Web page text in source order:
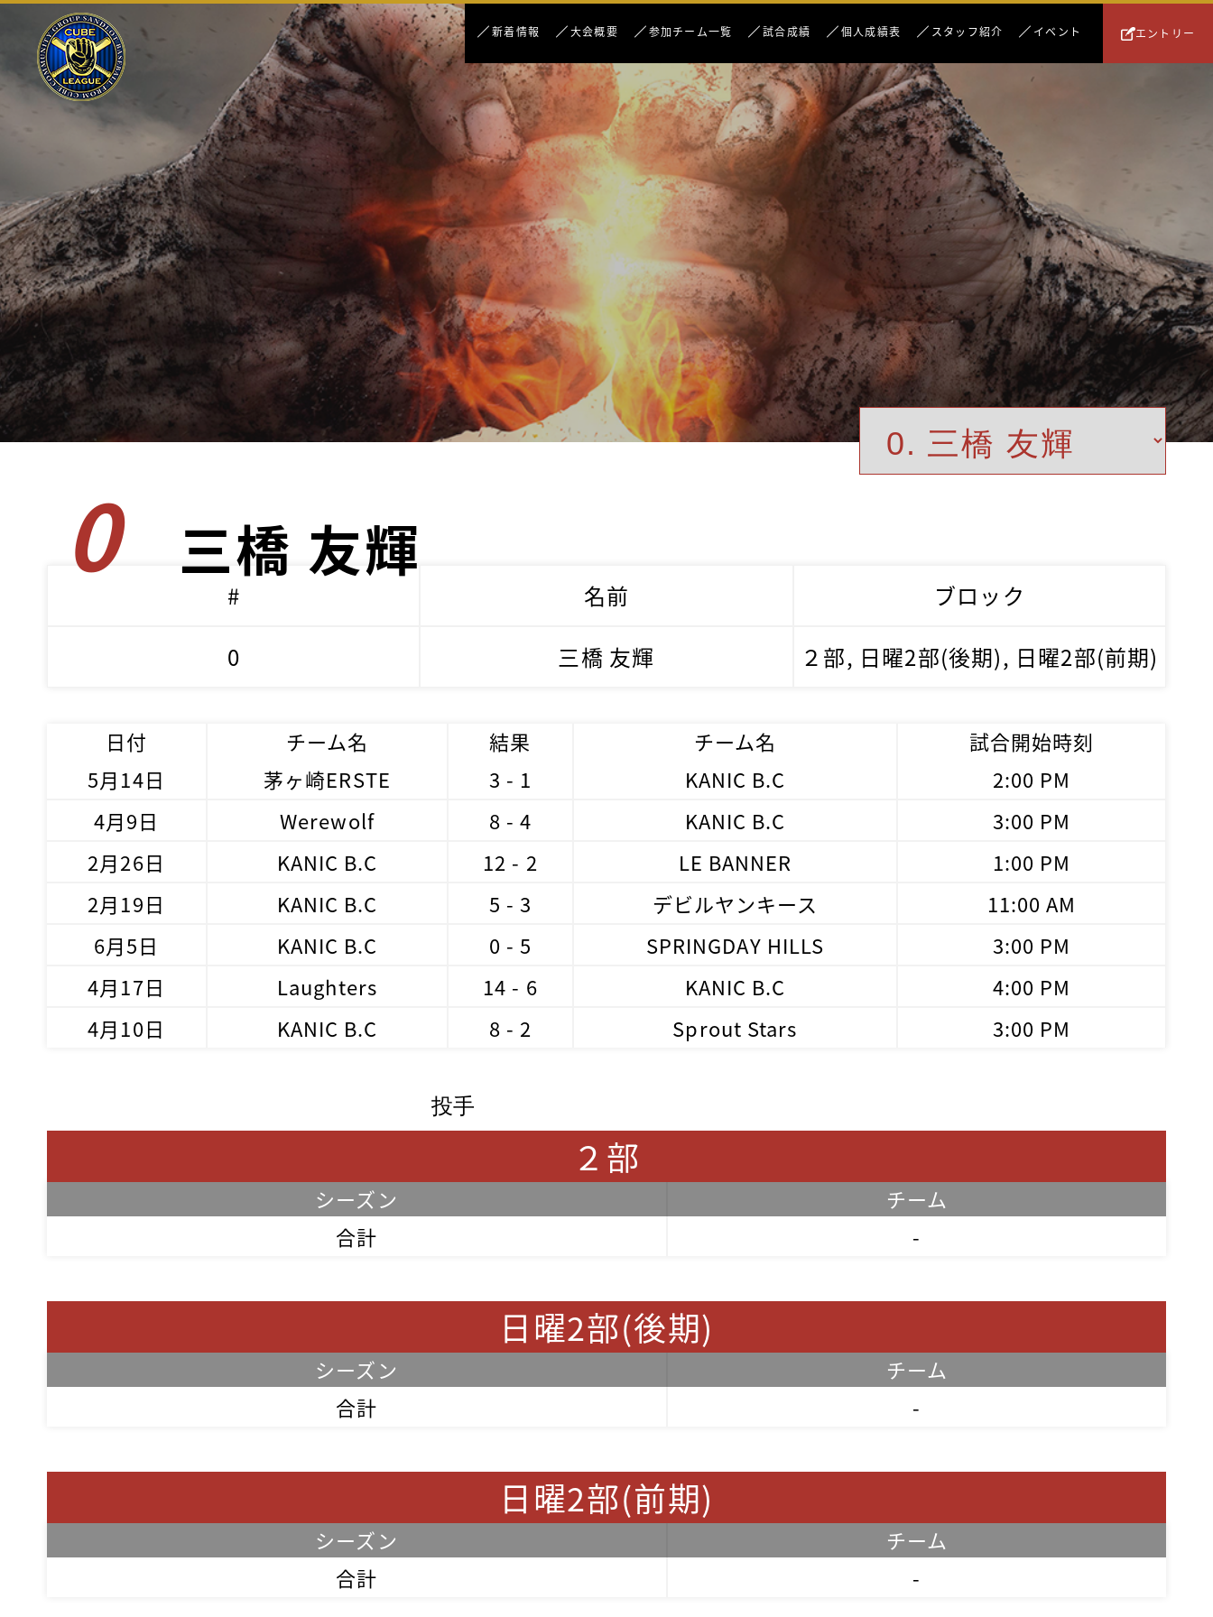
新着情報 大会概要 参加チーム一覧 試合成績 個人成績表 スタッフ紹介 イベント エントリー
0 三橋 友輝
#
0
名前
三橋 友輝
ブロック
２部, 日曜2部(後期), 日曜2部(前期)
日付 チーム名 結果 チーム名
試合開始時刻
5月14日
茅ヶ崎ERSTE 3 - 1 KANIC B.C
2:00 PM
4月9日
Werewolf 8 - 4 KANIC B.C
3:00 PM
2月26日
KANIC B.C 12 - 2 LE BANNER
1:00 PM
2月19日
KANIC B.C 5 - 3 デビルヤンキース
11:00 AM
6月5日
KANIC B.C 0 - 5 SPRINGDAY HILLS
3:00 PM
4月17日
Laughters 14 - 6 KANIC B.C
4:00 PM
4月10日
KANIC B.C 8 - 2 Sprout Stars 3:00 PM
投手
２部
シーズン
チーム
合計
-
日曜2部(後期)
シーズン
チーム
合計
-
日曜2部(前期)
シーズン
チーム
合計
-